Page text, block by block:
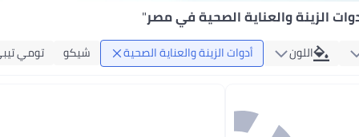
الزينة والعناية الصحية في مصر"
اللون أدوات الزينة والعناية الصحية شيكو تومي